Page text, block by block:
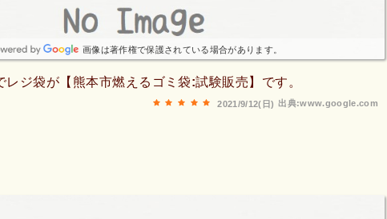
画像は著作権で保護されている場合があります。
ジ袋が【熊本市燃えるゴミ袋:試験販売】です。
出典:www.google.com
2021/9/12(日)